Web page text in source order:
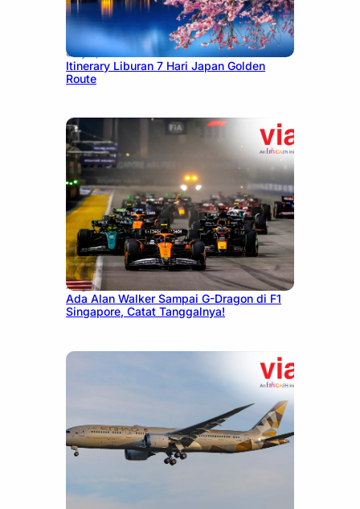
July 7, 2026
Itinerary Liburan 7 Hari Japan Golden
Route
August 13, 2025
Ada Alan Walker Sampai G-Dragon di F1
Singapore, Catat Tanggalnya!